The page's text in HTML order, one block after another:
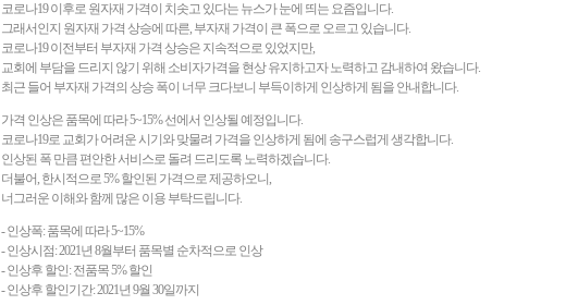
코로나19 이후로 원자재 가격이 치솟고 있다는 뉴스가 눈에 띄는 요즘입니다.
그래서인지 원자재 가격 상승에 따른, 부자재 가격이 큰 폭으로 오르고 있습니다.
코로나19 이전부터 부자재 가격 상승은 지속적으로 있었지만,
교회에 부담을 드리지 않기 위해 소비자가격을 현상 유지하고자 노력하고 감내하여 왔습니다.
최근 들어 부자재 가격의 상승 폭이 너무 크다보니 부득이하게 인상하게 됨을 안내합니다.
가격 인상은 품목에 따라 5~15% 선에서 인상될 예정입니다.
코로나19로 교회가 어려운 시기와 맞물려 가격을 인상하게 됨에 송구스럽게 생각합니다.
인상된 폭 만큼 편안한 서비스로 돌려 드리도록 노력하겠습니다.
더불어, 한시적으로 5% 할인된 가격으로 제공하오니,
너그러운 이해와 함께 많은 이용 부탁드립니다.
- 인상폭: 품목에 따라 5~15%
- 인상시점: 2021년 8월부터 품목별 순차적으로 인상
- 인상후 할인: 전품목 5% 할인
- 인상후 할인기간: 2021년 9월 30일까지